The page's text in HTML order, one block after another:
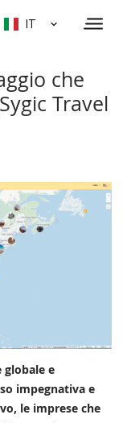
IT
che
Travel
globale e
impegnativa e
le imprese che